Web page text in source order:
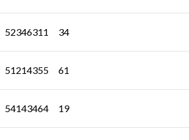
52346311 34
51214355 61
54143464 19